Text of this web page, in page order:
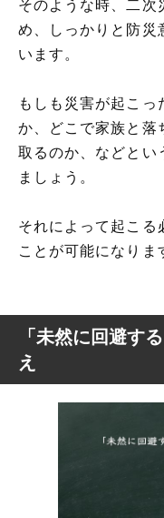
そのような時、二次
め、しっかりと防災
います。
もしも災害が起こっ
か、どこで家族と落
取るのか、などとい
ましょう。
それによって起こる
ことが可能になりま
「未然に回避す
え